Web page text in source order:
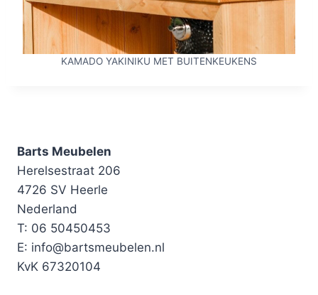
KAMADO YAKINIKU MET BUITENKEUKENS
Barts Meubelen
Herelsestraat 206
4726 SV Heerle
Nederland
T: 06 50450453
E: info@bartsmeubelen.nl
KvK 67320104